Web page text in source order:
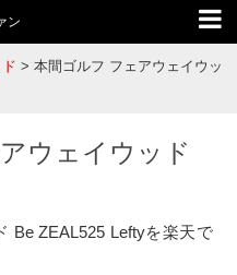
ン
> 本間ゴルフ フェアウェイウッ
ウェイウッド
Be ZEAL525 Leftyを楽天で